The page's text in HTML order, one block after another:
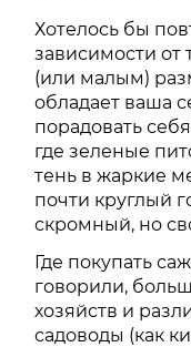
Хотелось бы
зависимости от
(или малым)
обладает ваша
порадовать
где зеленые
тень в жаркие
почти круглый
скромный, но
Где покупать
говорили,
хозяйств и
садоводы (как